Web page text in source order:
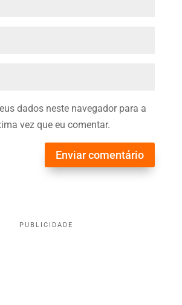
dados neste navegador para a
vez que eu comentar.
Enviar comentário
PUBLICIDADE